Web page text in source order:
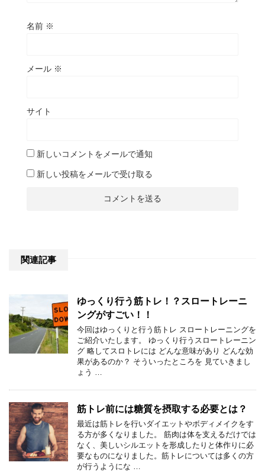
名前 ※
メール ※
サイト
新しいコメントをメールで通知
新しい投稿をメールで受け取る
関連記事
ゆっくり行う筋トレ！？スロートレーニ
ングがすごい！！
今回はゆっくりと行う筋トレ スロートレーニングを
ご紹介いたします。 ゆっくり行うスロートレーニン
グ 略してスロトレには どんな意味があり どんな効
果があるのか？ そういったところを 見ていきまし
ょう …
筋トレ前には糖質を摂取する必要とは？
最近は筋トレを行いダイエットやボディメイクをす
る方が多くなりました。 筋肉は体を支えるだけでは
なく、美しいシルエットを形成したりと体作りに必
要なものになりました。筋トレについては多くの方
が行うようにな …